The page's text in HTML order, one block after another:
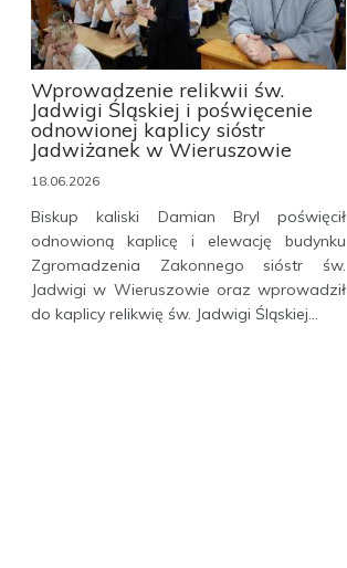
Wprowadzenie relikwii św.
Jadwigi Śląskiej i poświęcenie
odnowionej kaplicy sióstr
Jadwiżanek w Wieruszowie
18.06.2026
Biskup kaliski Damian Bryl poświęcił
odnowioną kaplicę i elewację budynku
Zgromadzenia Zakonnego sióstr św.
Jadwigi w Wieruszowie oraz wprowadził
do kaplicy relikwię św. Jadwigi Śląskiej...